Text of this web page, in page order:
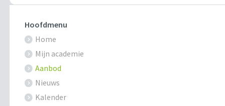
Hoofdmenu
Home
Mijn academie
Aanbod
Nieuws
Kalender